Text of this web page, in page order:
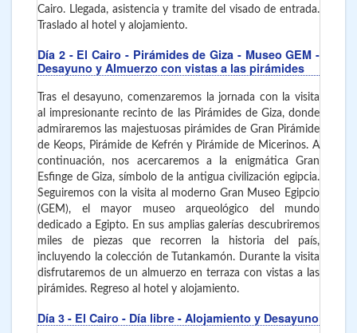
Cairo. Llegada, asistencia y tramite del visado de entrada.
Traslado al hotel y alojamiento.
Día 2 - El Cairo - Pirámides de Giza - Museo GEM -
Desayuno y Almuerzo con vistas a las pirámides
Tras el desayuno, comenzaremos la jornada con la visita
al impresionante recinto de las Pirámides de Giza, donde
admiraremos las majestuosas pirámides de Gran Pirámide
de Keops, Pirámide de Kefrén y Pirámide de Micerinos. A
continuación, nos acercaremos a la enigmática Gran
Esfinge de Giza, símbolo de la antigua civilización egipcia.
Seguiremos con la visita al moderno Gran Museo Egipcio
(GEM), el mayor museo arqueológico del mundo
dedicado a Egipto. En sus amplias galerías descubriremos
miles de piezas que recorren la historia del país,
incluyendo la colección de Tutankamón. Durante la visita
disfrutaremos de un almuerzo en terraza con vistas a las
pirámides. Regreso al hotel y alojamiento.
Día 3 - El Cairo - Día libre - Alojamiento y Desayuno